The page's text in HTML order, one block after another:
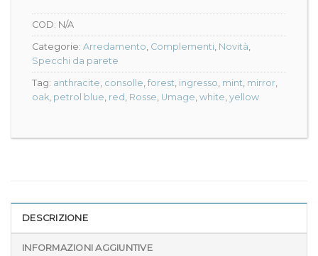
COD: N/A
Categorie: Arredamento Complementi Novità
Specchi da parete
Tag: anthracite consolle forest ingresso mint mirror
oak petrol blue red Rosse Umage white yellow
DESCRIZIONE
INFORMAZIONI AGGIUNTIVE